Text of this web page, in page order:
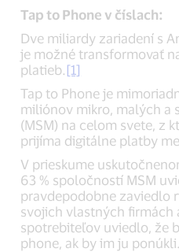
Tap to Phone v číslach:
Dve miliardy zariadení s
je možné transformovať
platieb. [1]
Tap to Phone je
miliónov mikro, malých a
(MSM) na celom svete, z
prijíma digitálne platby
V prieskume
63 % spoločností MSM
pravdepodobne zaviedlo
svojich vlastných firmách
spotrebiteľov uviedlo, že
phone, ak by im ju ponúkli.